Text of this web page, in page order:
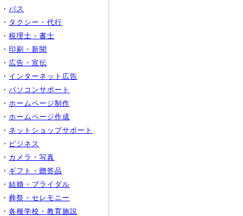
・ バス
・ タクシー・代行
・ 税理士・書士
・ 印刷・新聞
・ 広告・宣伝
・ インターネット広告
・ パソコンサポート
・ ホームページ制作
・ ホームページ作成
・ ネットショップサポート
・ ビジネス
・ カメラ・写真
・ ギフト・贈答品
・ 結婚・ブライダル
・ 葬祭・セレモニー
・ 各種学校・教育施設